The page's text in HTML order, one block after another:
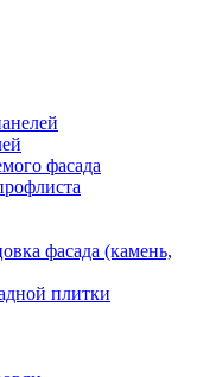
фасада
фасада (камень,
плитки